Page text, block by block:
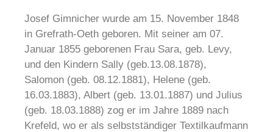
Josef Gimnicher wurde am 15. November 1848
in Grefrath-Oeth geboren. Mit seiner am 07.
Januar 1855 geborenen Frau Sara, geb. Levy,
und den Kindern Sally (geb.13.08.1878),
Salomon (geb. 08.12.1881), Helene (geb.
16.03.1883), Albert (geb. 13.01.1887) und Julius
(geb. 18.03.1888) zog er im Jahre 1889 nach
Krefeld, wo er als selbstständiger Textilkaufmann